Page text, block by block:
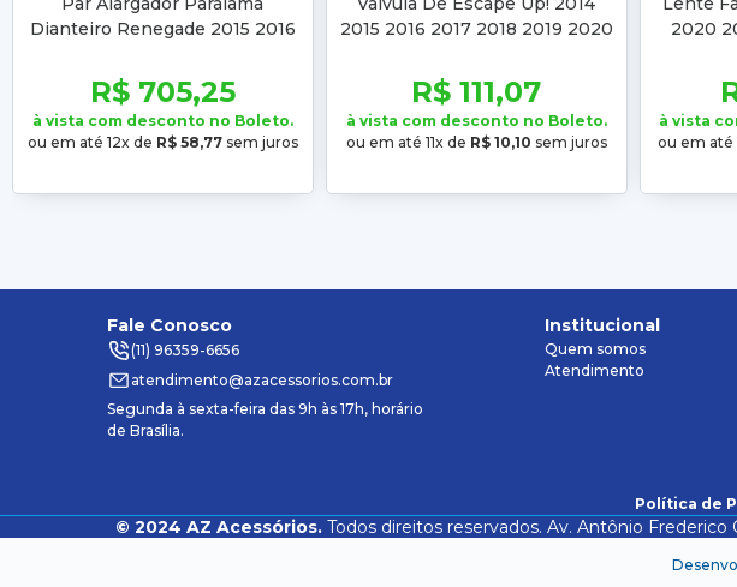
Dianteiro Renegade 2015 2016
2023 Texturizado
R$ 705,25
à vista com desconto no Boleto.
ou em até 12x de R$ 58,77sem juros
2015 2016 2017 2018 2019 2020
2020 2021
R$ 111,07
à vista com desconto no Boleto.
ou em até 11x de R$ 10,10 sem juros
2020
à vista
ou em até
Fale Conosco
(11) 96359-6656
atendimento@azacessorios.com.br
Segunda à sexta-feira das 9h às 17h, horário
de Brasília.
Institucional
Quem somos
Atendimento
Política de
© 2024 AZ Acessórios.Todos direitos reservados. Av. Antônio Frederico